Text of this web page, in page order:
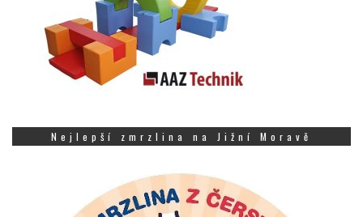
Nejlepší zmrzlina na Jižní Moravě